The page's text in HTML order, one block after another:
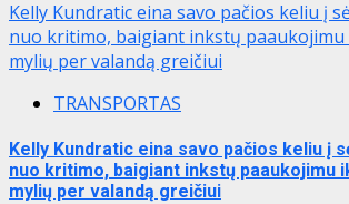
Kelly Kundratic eina savo pačios keliu į
nuo kritimo, baigiant inkstų paaukojimu
mylių per valandą greičiui
TRANSPORTAS
Kelly Kundratic eina savo pačios keliu į
nuo kritimo, baigiant inkstų paaukojimu
mylių per valandą greičiui